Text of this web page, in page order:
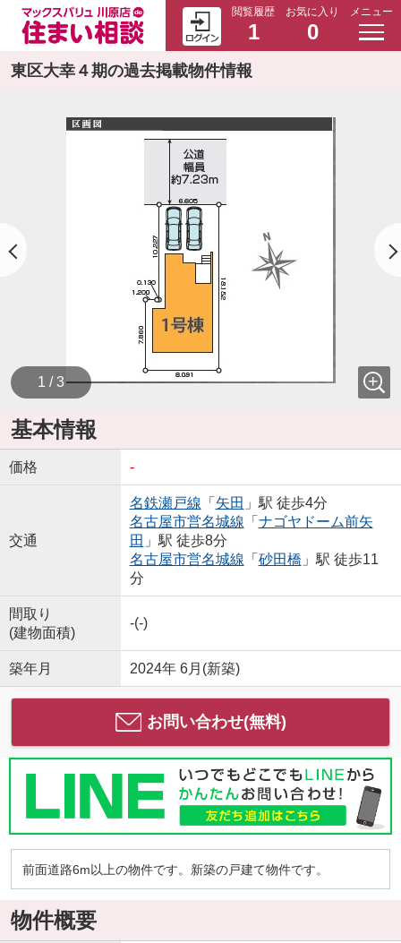
閲覧履歴
1
お気に入り
0
メニュー
東区大幸４期の過去掲載物件情報
1 / 3
基本情報
価格 -
交通
名鉄瀬戸線 「 矢田 」駅 徒歩4分
名古屋市営名城線 「 ナゴヤドーム前矢
田 」駅 徒歩8分
名古屋市営名城線 「 砂田橋 」駅 徒歩11
分
間取り
(建物面積)
-(-)
築年月 2024年 6月(新築)
お問い合わせ(無料)
前面道路6m以上の物件です。新築の戸建て物件です。
物件概要